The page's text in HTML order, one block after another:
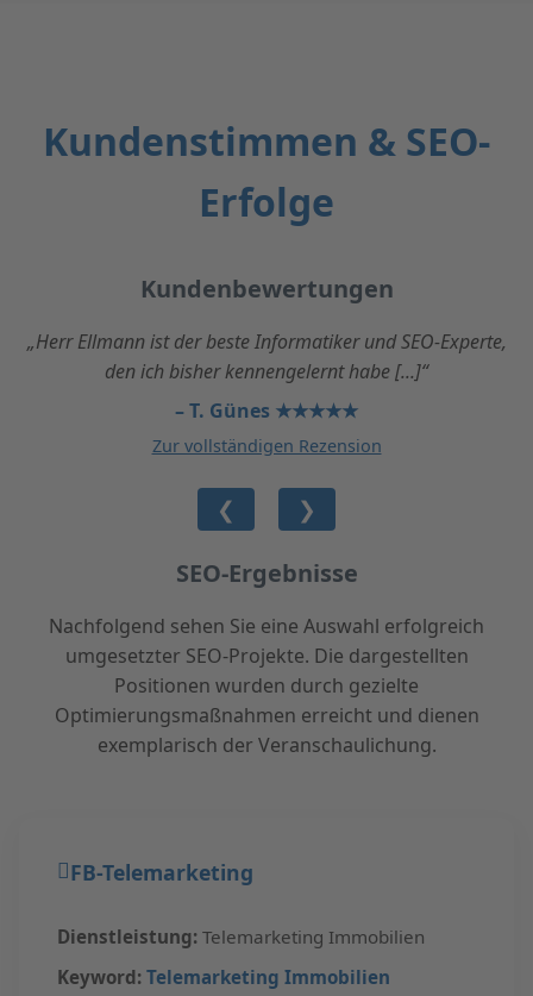
Kundenstimmen & SEO-
Erfolge
Kundenbewertungen
„Herr Ellmann hat das Design der Webseite, die
Entwicklung der Webseite engagiert und zuverlässig
umgesetzt [...]“
– Falko Barwisch ★★★★★
❮ ❯
Nachfolgend sehen Sie eine Auswahl erfolgreich
umgesetzter SEO-Projekte. Die dargestellten
Positionen wurden durch gezielte
Optimierungsmaßnahmen erreicht und dienen
Dienstleistung:
Telemarketing Immobilien